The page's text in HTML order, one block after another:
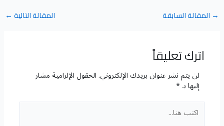
→ المقالة السابقة المقالة التالية ←
اترك تعليقاً
لن يتم نشر عنوان بريدك الإلكتروني.الحقول الإلزامية مشار
إليها بـ*
اكتب
هنا...